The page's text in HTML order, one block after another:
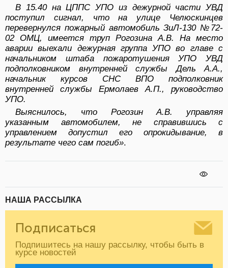
В 15.40 на ЦППС УПО из дежурной части УВД
поступил сигнал, что на улице Челюскинцев
перевернулся пожарный автомобиль ЗиЛ-130 №72-
02 ОМЦ, имеется труп Рогозина А.В. На место
аварии выехали дежурная группа УПО во главе с
начальником штаба пожаротушения УПО УВД
подполковником внутренней службы Дель А.А.,
начальник курсов СНС ВПО подполковник
внутренней службы Ермолаев А.П., руководство
УПО.
Выяснилось, что Рогозин А.В. управляя
указанным автомобилем, не справившись с
управлением допустил его опрокидывание, в
результате чего сам погиб».
НАША РАССЫЛКА
Подписаться
Подпишитесь на нашу рассылку, чтобы быть в
курсе новостей